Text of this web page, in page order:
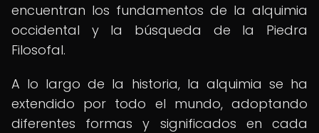
encuentran los fundamentos de la alquimia
occidental y la búsqueda de la Piedra
Filosofal.
A lo largo de la historia, la alquimia se ha
extendido por todo el mundo, adoptando
diferentes formas y significados en cada